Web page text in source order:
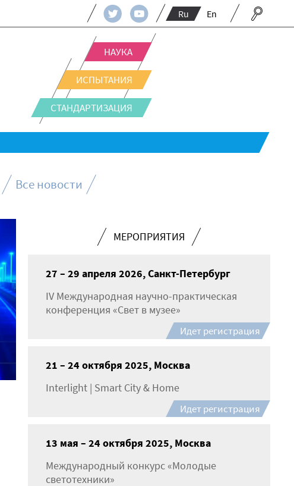
Ru En
НАУКА
ИСПЫТАНИЯ
СТАНДАРТИЗАЦИЯ
Все новости
МЕРОПРИЯТИЯ
27 – 29 апреля 2026, Санкт-Петербург
IV Международная научно-практическая
конференция «Свет в музее»
Идет регистрация
21 – 24 октября 2025, Москва
Interlight | Smart City & Home
Идет регистрация
13 мая – 24 октября 2025, Москва
Международный конкурс «Молодые
светотехники»